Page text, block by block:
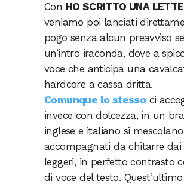
Con HO SCRITTO UNA
veniamo poi lanciati
pogo senza alcun preavviso
un’intro iraconda, dove a
voce che anticipa una
hardcore a cassa dritta.
Comunque lo stesso ci
invece con dolcezza, in un
inglese e italiano si mescolano
accompagnati da chitarre
leggeri, in perfetto contrasto
di voce del testo.